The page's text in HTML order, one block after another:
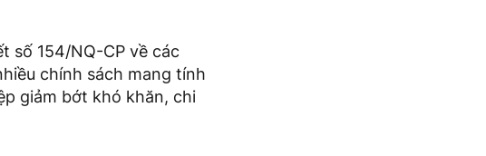
số 154/NQ-CP về các
chính sách mang tính
giảm bớt khó khăn, chi